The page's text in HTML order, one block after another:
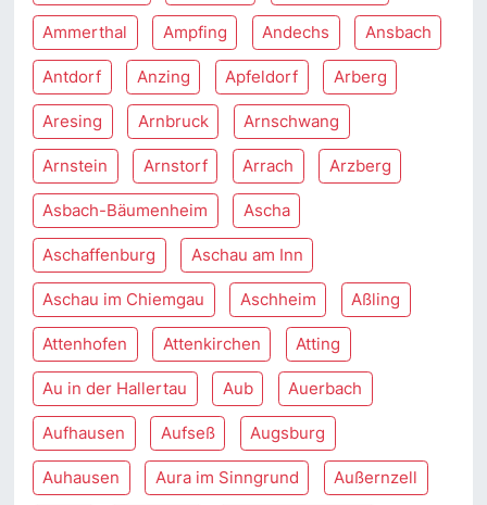
Ammerthal Ampfing Andechs Ansbach
Antdorf Anzing Apfeldorf Arberg
Aresing Arnbruck Arnschwang
Arnstein Arnstorf Arrach Arzberg
Asbach-Bäumenheim Ascha
Aschaffenburg Aschau am Inn
Aschau im Chiemgau Aschheim Aßling
Attenhofen Attenkirchen Atting
Au in der Hallertau Aub Auerbach
Aufhausen Aufseß Augsburg
Auhausen Aura im Sinngrund Außernzell